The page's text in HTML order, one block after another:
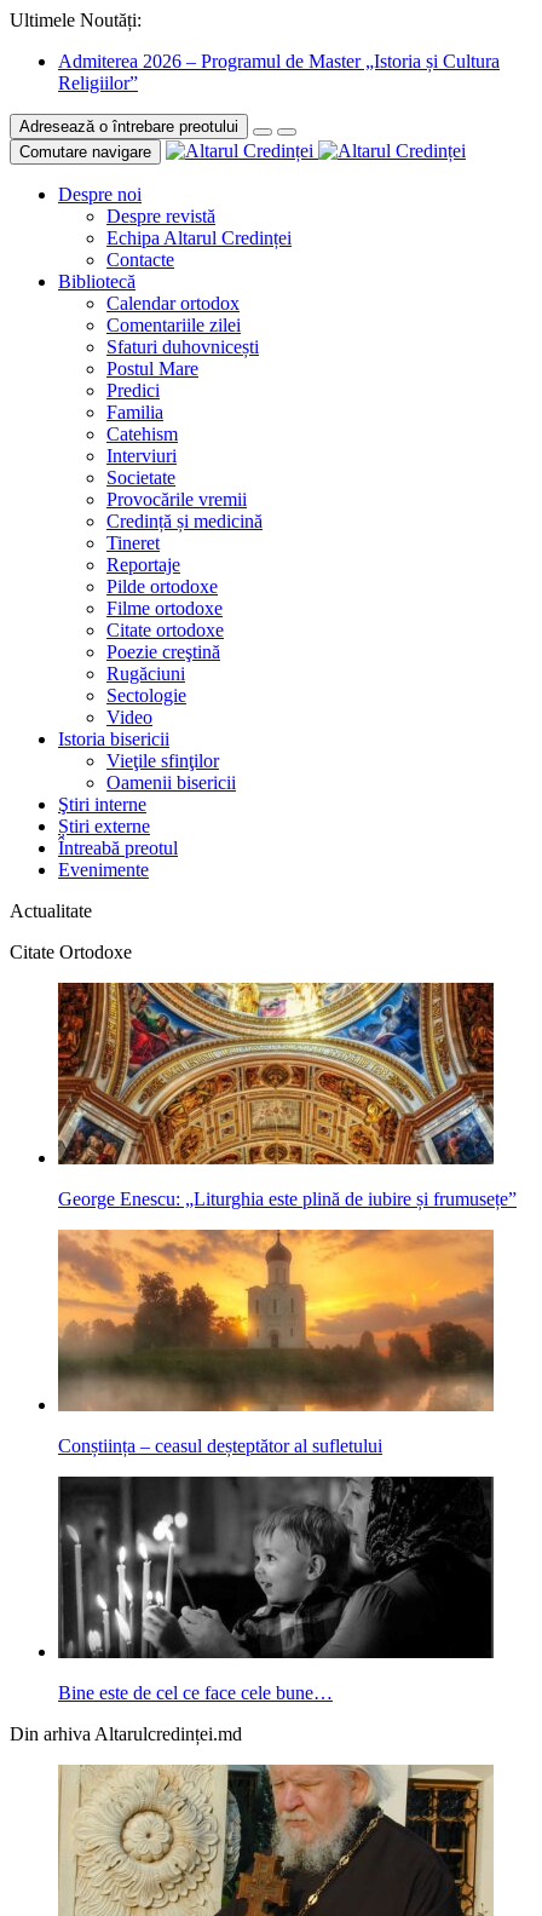
Ultimele Noutăți:
Admiterea 2026 – Programul de Master „Istoria și Cultura
Religiilor”
Adresează o întrebare preotului
Comutare navigare
Despre noi
Despre revistă
Echipa Altarul Credinței
Contacte
Bibliotecă
Calendar ortodox
Comentariile zilei
Sfaturi duhovnicești
Postul Mare
Predici
Familia
Catehism
Interviuri
Societate
Provocările vremii
Credință și medicină
Tineret
Reportaje
Pilde ortodoxe
Filme ortodoxe
Citate ortodoxe
Poezie creştină
Rugăciuni
Sectologie
Video
Istoria bisericii
Vieţile sfinţilor
Oamenii bisericii
Ştiri interne
Știri externe
Întreabă preotul
Evenimente
Actualitate
Citate Ortodoxe
George Enescu: „Liturghia este plină de iubire și frumusețe”
Conștiința – ceasul deșteptător al sufletului
Bine este de cel ce face cele bune…
Din arhiva Altarulcredinței.md